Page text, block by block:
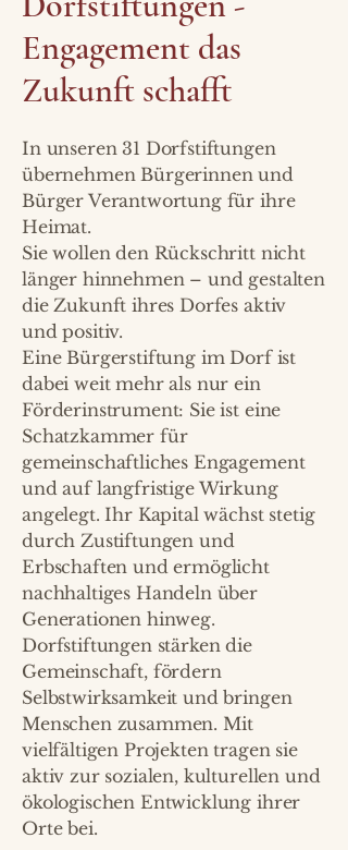
Engagement das
Zukunft schafft
In unseren 31 Dorfstiftungen
übernehmen Bürgerinnen und
Bürger Verantwortung für ihre
Heimat.
Sie wollen den Rückschritt nicht
länger hinnehmen – und gestalten
die Zukunft ihres Dorfes aktiv
und positiv.
Eine Bürgerstiftung im Dorf ist
dabei weit mehr als nur ein
Förderinstrument: Sie ist eine
Schatzkammer für
gemeinschaftliches Engagement
und auf langfristige Wirkung
angelegt. Ihr Kapital wächst stetig
durch Zustiftungen und
Erbschaften und ermöglicht
nachhaltiges Handeln über
Generationen hinweg.
Dorfstiftungen stärken die
Gemeinschaft, fördern
Selbstwirksamkeit und bringen
Menschen zusammen. Mit
vielfältigen Projekten tragen sie
aktiv zur sozialen, kulturellen und
ökologischen Entwicklung ihrer
Orte bei.